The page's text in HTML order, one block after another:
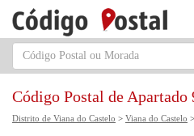
Código Postal de Apartado
Distrito de Viana do Castelo > Viana do Castelo